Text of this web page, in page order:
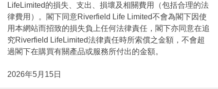
LifeLimited的損失、支出、損壞及相關費用（包括合理的法
律費用）。閣下同意Riverfield Life Limited不會為閣下因使
用本網站而招致的損失負上任何法律責任，閣下亦同意在追
究Riverfield LifeLimited法律責任時所索償之金額，不會超
過閣下在購買有關產品或服務所付出的金額。
2026年5月15日